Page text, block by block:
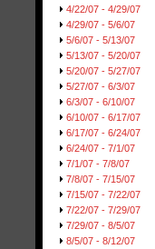
4/22/07 - 4/29/07
4/29/07 - 5/6/07
5/6/07 - 5/13/07
5/13/07 - 5/20/07
5/20/07 - 5/27/07
5/27/07 - 6/3/07
6/3/07 - 6/10/07
6/10/07 - 6/17/07
6/17/07 - 6/24/07
6/24/07 - 7/1/07
7/1/07 - 7/8/07
7/8/07 - 7/15/07
7/15/07 - 7/22/07
7/22/07 - 7/29/07
7/29/07 - 8/5/07
8/5/07 - 8/12/07